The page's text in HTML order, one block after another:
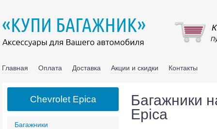
Главная Оплата Доставка Акции и скидки Контакты
Багажники
Багажники
Epica
Chevrolet Epica